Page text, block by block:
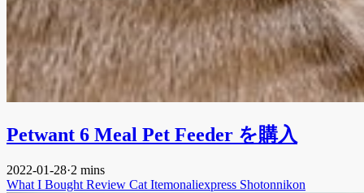
Petwant 6 Meal Pet Feeder を購入
2022-01-28·2 mins
What I BoughtReview CatItemonaliexpress Shotonnikon